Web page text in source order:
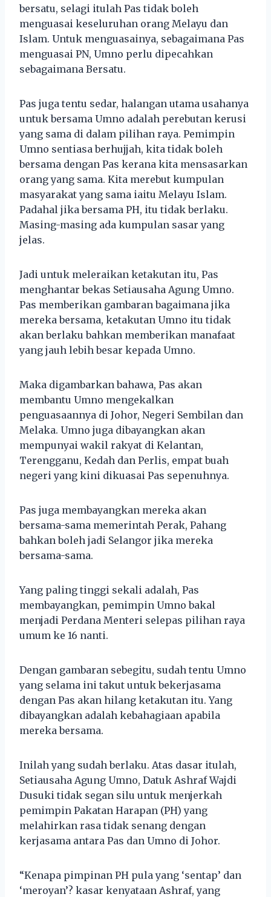
bersatu, selagi itulah Pas tidak boleh
menguasai keseluruhan orang Melayu dan
Islam. Untuk menguasainya, sebagaimana Pas
menguasai PN, Umno perlu dipecahkan
sebagaimana Bersatu.
Pas juga tentu sedar, halangan utama usahanya
untuk bersama Umno adalah perebutan kerusi
yang sama di dalam pilihan raya. Pemimpin
Umno sentiasa berhujjah, kita tidak boleh
bersama dengan Pas kerana kita mensasarkan
orang yang sama. Kita merebut kumpulan
masyarakat yang sama iaitu Melayu Islam.
Padahal jika bersama PH, itu tidak berlaku.
Masing-masing ada kumpulan sasar yang
jelas.
Jadi untuk meleraikan ketakutan itu, Pas
menghantar bekas Setiausaha Agung Umno.
Pas memberikan gambaran bagaimana jika
mereka bersama, ketakutan Umno itu tidak
akan berlaku bahkan memberikan manafaat
yang jauh lebih besar kepada Umno.
Maka digambarkan bahawa, Pas akan
membantu Umno mengekalkan
penguasaannya di Johor, Negeri Sembilan dan
Melaka. Umno juga dibayangkan akan
mempunyai wakil rakyat di Kelantan,
Terengganu, Kedah dan Perlis, empat buah
negeri yang kini dikuasai Pas sepenuhnya.
Pas juga membayangkan mereka akan
bersama-sama memerintah Perak, Pahang
bahkan boleh jadi Selangor jika mereka
bersama-sama.
Yang paling tinggi sekali adalah, Pas
membayangkan, pemimpin Umno bakal
menjadi Perdana Menteri selepas pilihan raya
umum ke 16 nanti.
Dengan gambaran sebegitu, sudah tentu Umno
yang selama ini takut untuk bekerjasama
dengan Pas akan hilang ketakutan itu. Yang
dibayangkan adalah kebahagiaan apabila
mereka bersama.
Inilah yang sudah berlaku. Atas dasar itulah,
Setiausaha Agung Umno, Datuk Ashraf Wajdi
Dusuki tidak segan silu untuk menjerkah
pemimpin Pakatan Harapan (PH) yang
melahirkan rasa tidak senang dengan
kerjasama antara Pas dan Umno di Johor.
“Kenapa pimpinan PH pula yang ‘sentap’ dan
‘meroyan’? kasar kenyataan Ashraf, yang